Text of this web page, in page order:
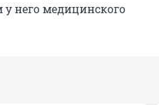
него медицинского